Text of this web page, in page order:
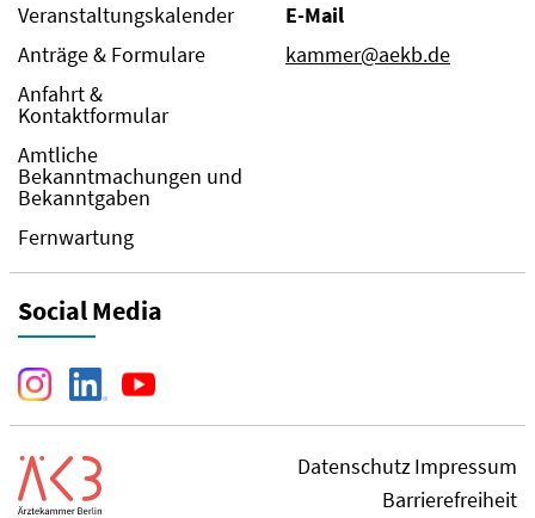
Veranstaltungskalender
Anträge & Formulare
Anfahrt &
Kontaktformular
Amtliche
Bekanntmachungen und
Bekanntgaben
Fernwartung
E-Mail
kammer@aekb.de
Social Media
DatenschutzImpressum
Barrierefreiheit